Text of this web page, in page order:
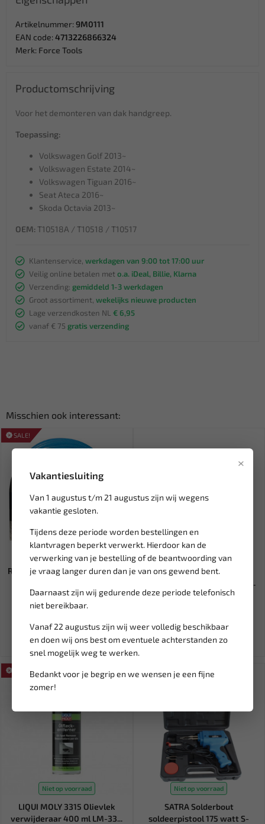
×
Vakantiesluiting
Van 1 augustus t/m 21 augustus zijn wij wegens
vakantie gesloten.
Tijdens deze periode worden bestellingen en
klantvragen beperkt verwerkt. Hierdoor kan de
verwerking van je bestelling of de beantwoording van
je vraag langer duren dan je van ons gewend bent.
Daarnaast zijn wij gedurende deze periode telefonisch
niet bereikbaar.
Vanaf 22 augustus zijn wij weer volledig beschikbaar
en doen wij ons best om eventuele achterstanden zo
snel mogelijk weg te werken.
Bedankt voor je begrip en we wensen je een fijne
zomer!
Artikelnummer: 9M0111
EAN code: 4713226866324
Merk: Force Tools
Productomschrijving
Voor het demonteren van dak handgreep.
Toepassing:
Volkswagen Golf 2013~
Volkswagen Estate 2014~
Volkswagen Tiguan 2016~
Seat Ateca 2016~
Skoda Octavia 2013~
OEM: T10518A / T10518 / T10517
Klantenservice, werkdagen van 9:00 tot 17:00 uur
Veilig online betalen met o.a. iDeal, Billie, Klarna
Verzending: gemiddeld 1-3 werkdagen
Groot assortiment, wekelijks nieuwe producten
Lage verzendkosten NL € 6,95
vanaf € 75 gratis verzending
Misschien ook interessant:
SALE!
RODAC Luchtslang PU 8x12mm,
91,11
96,80
Ex. btw: € 75,30
WEBER TOOLS Metaalboren
3.0 mm HSS TiN 10 stuks WT...
Ex. btw: € 3,00
Niet op voorraad
LIQUI MOLY 3315 Olievlek
verwijderaar 400 ml LM-33...
Niet op voorraad
SATRA Solderbout
soldeerpistool 175 watt S-